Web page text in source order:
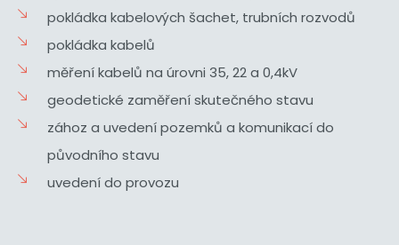
pokládka kabelových šachet, trubních rozvodů
pokládka kabelů
měření kabelů na úrovni 35, 22 a 0,4kV
geodetické zaměření skutečného stavu
zához a uvedení pozemků a komunikací do
původního stavu
uvedení do provozu